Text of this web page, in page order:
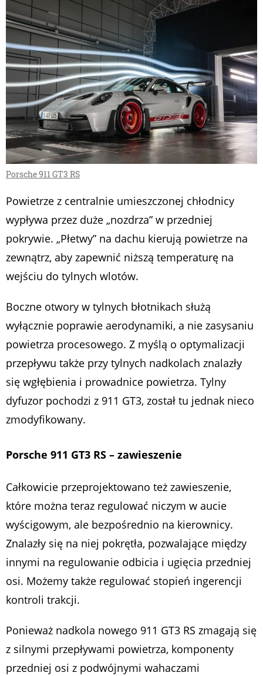
Porsche 911 GT3 RS
Powietrze z centralnie umieszczonej chłodnicy
wypływa przez duże „nozdrza” w przedniej
pokrywie. „Płetwy” na dachu kierują powietrze na
zewnątrz, aby zapewnić niższą temperaturę na
wejściu do tylnych wlotów.
Boczne otwory w tylnych błotnikach służą
wyłącznie poprawie aerodynamiki, a nie zasysaniu
powietrza procesowego. Z myślą o optymalizacji
przepływu także przy tylnych nadkolach znalazły
się wgłębienia i prowadnice powietrza. Tylny
dyfuzor pochodzi z 911 GT3, został tu jednak nieco
zmodyfikowany.
Porsche 911 GT3 RS – zawieszenie
Całkowicie przeprojektowano też zawieszenie,
które można teraz regulować niczym w aucie
wyścigowym, ale bezpośrednio na kierownicy.
Znalazły się na niej pokrętła, pozwalające między
innymi na regulowanie odbicia i ugięcia przedniej
osi. Możemy także regulować stopień ingerencji
kontroli trakcji.
Ponieważ nadkola nowego 911 GT3 RS zmagają się
z silnymi przepływami powietrza, komponenty
przedniej osi z podwójnymi wahaczami